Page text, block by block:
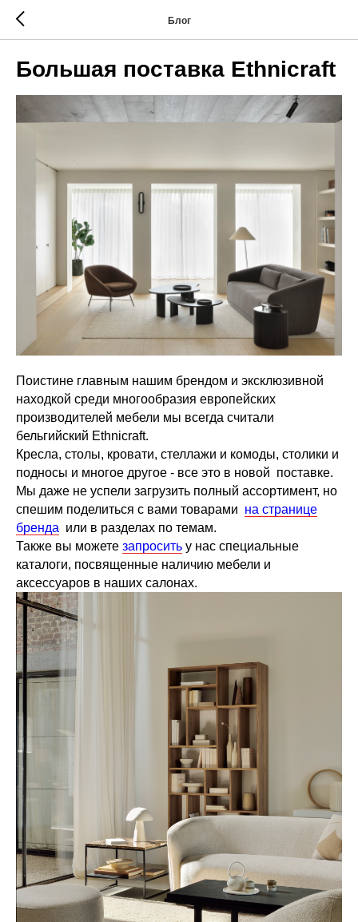
Блог
Большая поставка Ethnicraft
Поистине главным нашим брендом и эксклюзивной
находкой среди многообразия европейских
производителей мебели мы всегда считали
бельгийский Ethnicraft.
Кресла, столы, кровати, стеллажи и комоды, столики и
подносы и многое другое - все это в новой поставке.
Мы даже не успели загрузить полный ассортимент, но
спешим поделиться с вами товарами на странице
бренда или в разделах по темам.
Также вы можете запросить у нас специальные
каталоги, посвященные наличию мебели и
аксессуаров в наших салонах.